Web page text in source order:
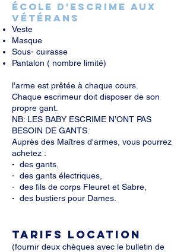
ÉCOLE D'ESCRIME AUX
VÉTÉRANS
Veste
Masque
Sous- cuirasse
Pantalon ( nombre limité)
l'arme est prêtée à chaque cours.
Chaque escrimeur doit disposer de son
propre gant.
NB: LES BABY ESCRIME N’ONT PAS
BESOIN DE GANTS.
Auprès des Maîtres d'armes, vous pourrez
achetez :
- des gants,
- des gants électriques,
- des fils de corps Fleuret et Sabre,
- des bustiers pour Dames.
Tarifs location
(fournir deux chèques avec le bulletin de